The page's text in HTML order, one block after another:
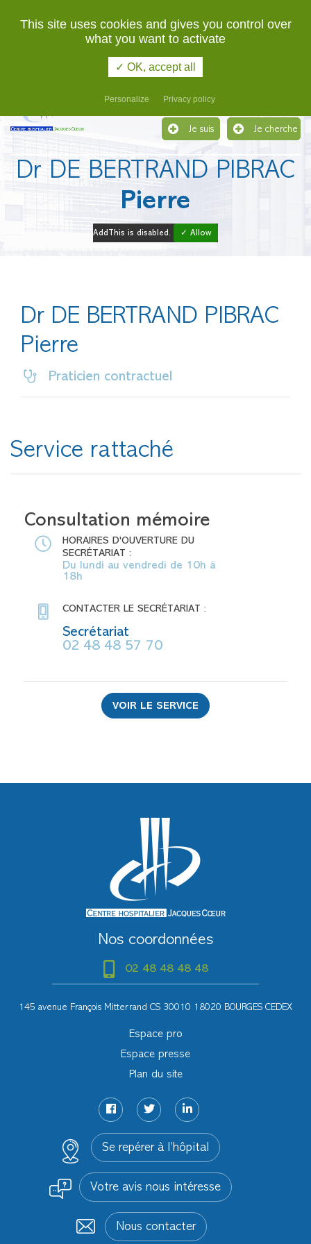
Etablissement support du Groupement Hospitalier de
Territoire du Cher
Je suis Je cherche
Dr DE BERTRAND PIBRAC
Pierre
AddThis is disabled. ✓ Allow
Dr DE BERTRAND PIBRAC
Pierre
Praticien contractuel
Service rattaché
Consultation mémoire
HORAIRES D'OUVERTURE DU
SECRÉTARIAT :
Du lundi au vendredi de 10h à
18h
CONTACTER LE SECRÉTARIAT :
Secrétariat
02 48 48 57 70
VOIR LE SERVICE
Nos coordonnées
02 48 48 48 48
145 avenue François Mitterrand CS 30010 18020 BOURGES CEDEX
Espace pro
Espace presse
Plan du site
Se repérer à l’hôpital
Votre avis nous intéresse
Nous contacter
This site uses cookies and gives you control over
what you want to activate
✓ OK, accept all
Personalize Privacy policy